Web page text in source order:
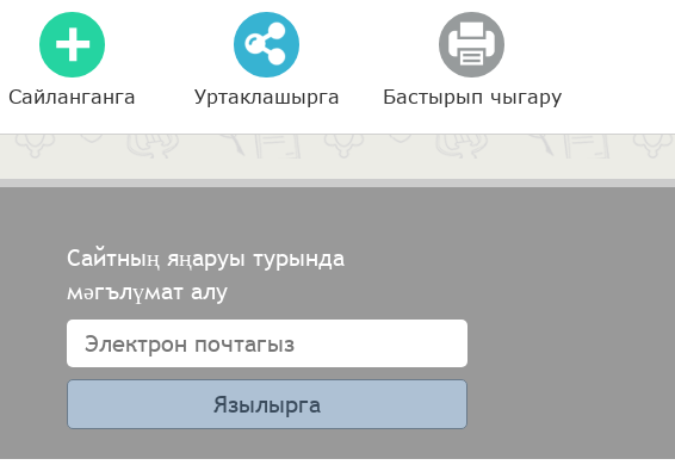
Сайланганга Уртаклашырга Бастырып чыгару
Сайтның яңаруы турында
мәгълүмат алу
Язылырга